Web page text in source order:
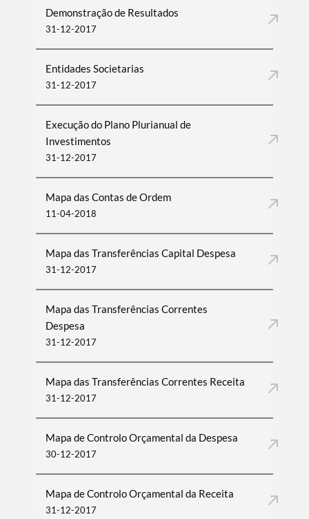
Demonstração de Resultados
31-12-2017
Entidades Societarias
31-12-2017
Execução do Plano Plurianual de
Investimentos
31-12-2017
Mapa das Contas de Ordem
11-04-2018
Mapa das Transferências Capital Despesa
31-12-2017
Mapa das Transferências Correntes
Despesa
31-12-2017
Mapa das Transferências Correntes Receita
31-12-2017
Mapa de Controlo Orçamental da Despesa
30-12-2017
Mapa de Controlo Orçamental da Receita
31-12-2017